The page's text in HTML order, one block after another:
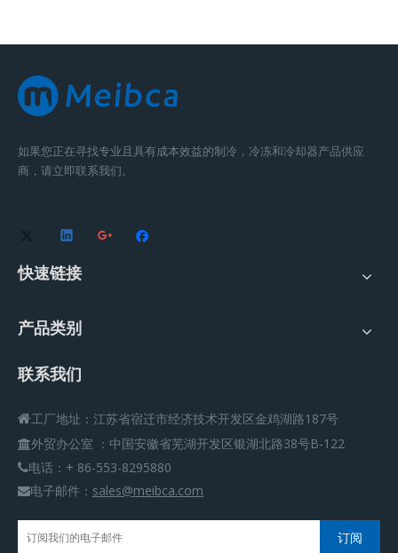
如果您正在寻找专业且具有成本效益的制冷，冷冻和冷却器产品供应
商，请立即联系我们。
快速链接
产品类别
联系我们
工厂地址：江苏省宿迁市经济技术开发区金鸡湖路187号
外贸办公室 ： 中国安徽省芜湖开发区银湖北路38号B-122
电话：+ 86-553-8295880
电子邮件： sales@meibca.com
订阅